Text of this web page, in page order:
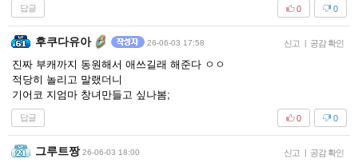
답글 0
0
후쿠다유아 26-06-03 17:58 신고 | 공감 확인
진짜 부캐까지 동원해서 애쓰길래 해준다 ㅇㅇ
적당히 놀리고 말랬더니
기어코 지엄마 창녀만들고 싶나봄;
답글 0
0
그루트짱 26-06-03 18:00 신고 | 공감 확인